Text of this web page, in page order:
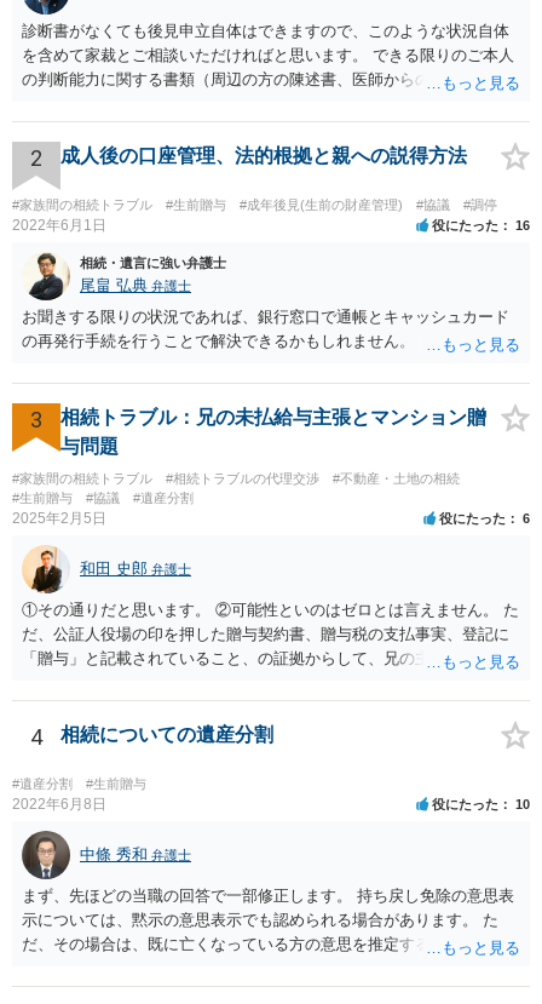
診断書がなくても後見申立自体はできますので、このような状況自体
を含めて家裁とご相談いただければと思います。 できる限りのご本人
の判断能力に関する書類（周辺の方の陳述書、医師からの聴取書等）
をしていただければそこから先は進むのではないかと存じます。 ま
た、Aさんの意向を酌みすぎるあまりに後見申立ができない状況にして
いる施設の問題もありますので、当該地域の地域包括支援センターに
ご相談されるのもひとつの方法です。
2 成人後の口座管理、法的根拠と親への説得方法
#家族間の相続トラブル #生前贈与 #成年後見(生前の財産管理) #協議 #調停
2022年6月1日 役にたった 16
相続・遺言に強い弁護士
尾畠 弘典 弁護士
お聞きする限りの状況であれば、銀行窓口で通帳とキャッシュカード
の再発行手続を行うことで解決できるかもしれません。
3
相続トラブル：兄の未払給与主張とマンション贈
与問題
#家族間の相続トラブル #相続トラブルの代理交渉
#不動産・土地の相続
#生前贈与
#協議 #遺産分割
2025年2月5日 役にたった 6
和田 史郎 弁護士
①その通りだと思います。 ②可能性といのはゼロとは言えません。 た
だ、公証人役場の印を押した贈与契約書、贈与税の支払事実、登記に
「贈与」と記載されていること、の証拠からして、兄の主張は通らな
わなければ、遺産分割調停を申し立てて進めるのがベターのような気
がしますね。
4 相続についての遺産分割
#遺産分割 #生前贈与
2022年6月8日 役にたった 10
中條 秀和 弁護士
まず、先ほどの当職の回答で一部修正します。 持ち戻し免除の意思表
示については、黙示の意思表示でも認められる場合があります。 た
だ、その場合は、既に亡くなっている方の意思を推定することになり
持ち戻し免除の意思表示は書面で明確にしておいていただくべきとい